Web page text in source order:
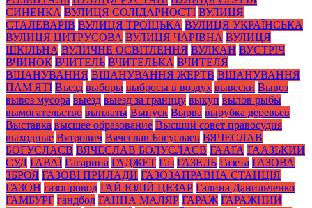
СИНЕНКА ВУЛИЦЯ СОЛІДАРНОСТІ ВУЛИЦЯ
СТАЛЕВАРІВ ВУЛИЦЯ ТРОЇЦЬКА ВУЛИЦЯ УКРАЇНСЬКА
ВУЛИЦЯ ЦИТРУСОВА ВУЛИЦЯ ЧАРІВНА ВУЛИЦЯ
ШКІЛЬНА ВУЛИЧНЕ ОСВІТЛЕННЯ ВУЛКАН ВУСТРІЧ
ВЧИНОК ВЧИТЕЛЬ ВЧИТЕЛЬКА ВЧИТЕЛЯ
ВШАНУВАННЯ ВШАНУВАННЯ ЖЕРТВ ВШАНУВАННЯ
ПАМ'ЯТІ Въезд выборы выбросы в воздух вывески Вывоз
вывоз мусора выезд выезд за границу выкуп вылов рыбы
вымогательство выплаты Выпуск Вырва вырубка деревьев
Выставка высшее образование Высший совет правосудия
выходные Вятрович Вячеслав Богуслаев ВЯЧЕСЛАВ
БОГУСЛАЄВ ВЯЧЕСЛАВ БОЛУСЛАЄВ ГААГА ГААЗЬКИЙ
СУД ГАВАЇ Гагарина ГАДЖЕТ Газ ГАЗЕЛЬ Газета ГАЗОВА
ЗБРОЯ ГАЗОВІ ПРИЛАДИ ГАЗОЗАПРАВНА СТАНЦІЯ
ГАЗОН газопровод ГАЙ ЮЛІЙ ЦЕЗАР Галина Данильченко
ГАМБУРГ гандбол ГАННА МАЛЯР ГАРАЖ ГАРАЖНИЙ